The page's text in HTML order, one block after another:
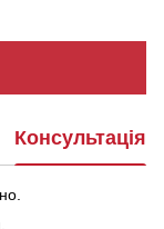
Консультація